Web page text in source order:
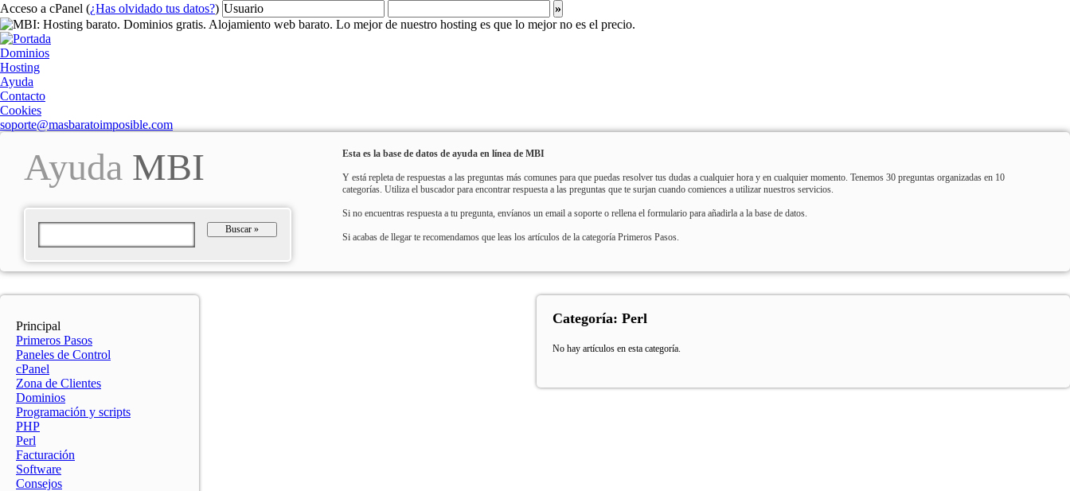
Acceso a cPanel (¿Has olvidado tus datos?) »
Dominios
Hosting
Ayuda
Contacto
Cookies
soporte@masbaratoimposible.com
Ayuda MBI Esta es la base de datos de ayuda en línea de MBI
Y está repleta de respuestas a las preguntas más comunes para que puedas resolver tus dudas a cualquier hora y en cualquier momento. Tenemos 30 preguntas organizadas en 10
categorías. Utiliza el buscador para encontrar respuesta a las preguntas que te surjan cuando comiences a utilizar nuestros servicios.
Buscar »
Si no encuentras respuesta a tu pregunta, envíanos un email a soporte o rellena el formulario para añadirla a la base de datos.
Si acabas de llegar te recomendamos que leas los artículos de la categoría Primeros Pasos.
Principal
Primeros Pasos
Paneles de Control
cPanel
Zona de Clientes
Dominios
Programación y scripts
PHP
Perl
Facturación
Software
Consejos
Categoría: Perl
No hay artículos en esta categoría.